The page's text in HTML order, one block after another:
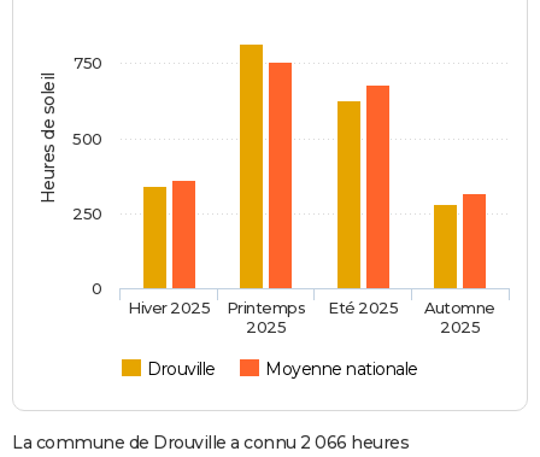
Heures de soleil
Drouville Moyenne nationale
Hiver 2025
Printemps
2025
Eté 2025
Automne
2025
0
250
500
750
La commune de Drouville a connu 2 066 heures